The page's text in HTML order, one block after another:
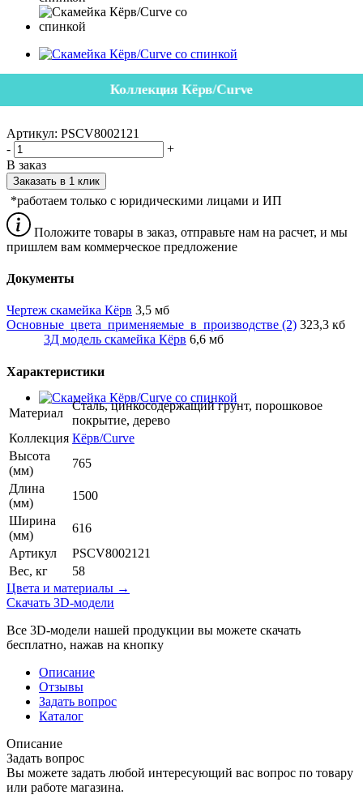
Коллекция Кёрв/Curve
Артикул: PSCV8002121
-
+
В заказ
Заказать в 1 клик
*работаем только с юридическими лицами и ИП
Положите товары в заказ, отправьте нам на расчет, и мы
пришлем вам коммерческое предложение
Документы
Чертеж скамейка Кёрв 3,5 мб
Основные_цвета_применяемые_в_производстве (2) 323,3 кб
3Д модель скамейка Кёрв 6,6 мб
Характеристики
Материал
Сталь, цинкосодержащий грунт, порошковое
покрытие, дерево
Коллекция Кёрв/Curve
Высота
(мм)
765
Длина
(мм)
1500
Ширина
(мм)
616
Артикул
PSCV8002121
Вес, кг
58
Цвета и материалы →
Скачать 3D-модели
Все 3D-модели нашей продукции вы можете скачать
бесплатно, нажав на кнопку
Описание
Отзывы
Задать вопрос
Каталог
Описание
Задать вопрос
Вы можете задать любой интересующий вас вопрос по товару
или работе магазина.